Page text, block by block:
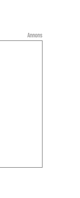
Annons